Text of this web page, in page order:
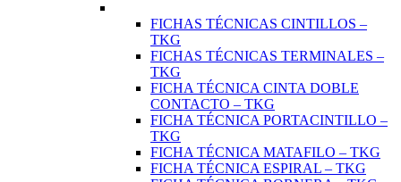
FICHAS TÉCNICAS CINTILLOS –
TKG
FICHAS TÉCNICAS TERMINALES –
TKG
FICHA TÉCNICA CINTA DOBLE
CONTACTO – TKG
FICHA TÉCNICA PORTACINTILLO –
TKG
FICHA TÉCNICA MATAFILO – TKG
FICHA TÉCNICA ESPIRAL – TKG